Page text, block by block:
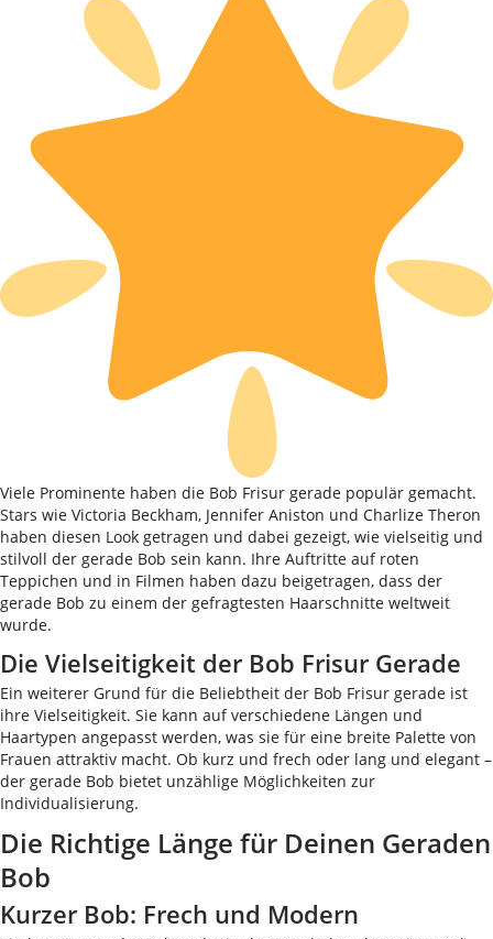
Viele Prominente haben die Bob Frisur gerade populär gemacht.
Stars wie Victoria Beckham, Jennifer Aniston und Charlize Theron
haben diesen Look getragen und dabei gezeigt, wie vielseitig und
stilvoll der gerade Bob sein kann. Ihre Auftritte auf roten
Teppichen und in Filmen haben dazu beigetragen, dass der
gerade Bob zu einem der gefragtesten Haarschnitte weltweit
wurde.
Die Vielseitigkeit der Bob Frisur Gerade
Ein weiterer Grund für die Beliebtheit der Bob Frisur gerade ist
ihre Vielseitigkeit. Sie kann auf verschiedene Längen und
Haartypen angepasst werden, was sie für eine breite Palette von
Frauen attraktiv macht. Ob kurz und frech oder lang und elegant –
der gerade Bob bietet unzählige Möglichkeiten zur
Individualisierung.
Die Richtige Länge für Deinen Geraden
Bob
Kurzer Bob: Frech und Modern